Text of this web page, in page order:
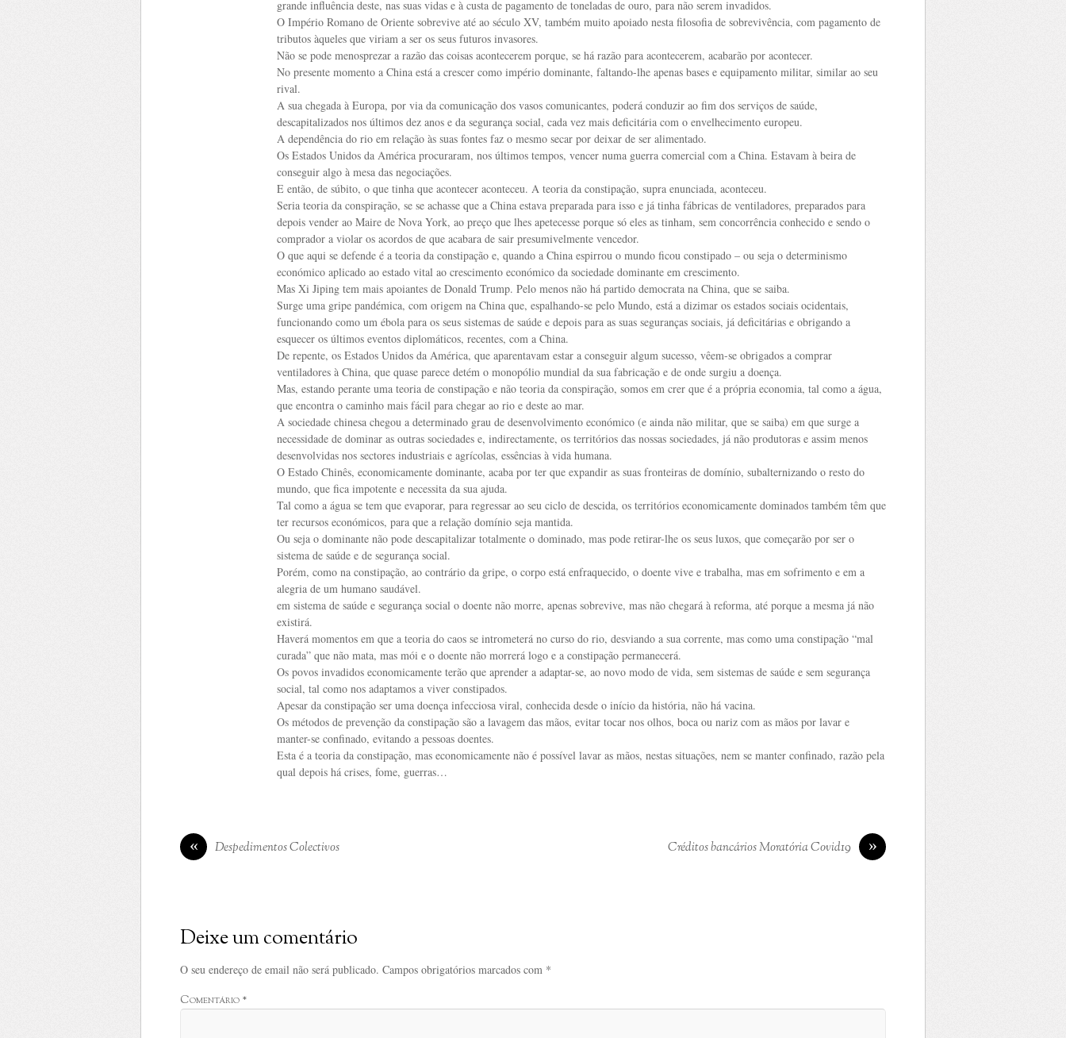
grande influência deste, nas suas vidas e à custa de pagamento de toneladas de ouro, para não serem invadidos.
O Império Romano de Oriente sobrevive até ao século XV, também muito apoiado nesta filosofia de sobrevivência, com pagamento de
tributos àqueles que viriam a ser os seus futuros invasores.
Não se pode menosprezar a razão das coisas acontecerem porque, se há razão para acontecerem, acabarão por acontecer.
No presente momento a China está a crescer como império dominante, faltando-lhe apenas bases e equipamento militar, similar ao seu
rival.
A sua chegada à Europa, por via da comunicação dos vasos comunicantes, poderá conduzir ao fim dos serviços de saúde,
descapitalizados nos últimos dez anos e da segurança social, cada vez mais deficitária com o envelhecimento europeu.
A dependência do rio em relação às suas fontes faz o mesmo secar por deixar de ser alimentado.
Os Estados Unidos da América procuraram, nos últimos tempos, vencer numa guerra comercial com a China. Estavam à beira de
conseguir algo à mesa das negociações.
E então, de súbito, o que tinha que acontecer aconteceu. A teoria da constipação, supra enunciada, aconteceu.
Seria teoria da conspiração, se se achasse que a China estava preparada para isso e já tinha fábricas de ventiladores, preparados para
depois vender ao Maire de Nova York, ao preço que lhes apetecesse porque só eles as tinham, sem concorrência conhecido e sendo o
comprador a violar os acordos de que acabara de sair presumivelmente vencedor.
O que aqui se defende é a teoria da constipação e, quando a China espirrou o mundo ficou constipado – ou seja o determinismo
económico aplicado ao estado vital ao crescimento económico da sociedade dominante em crescimento.
Mas Xi Jiping tem mais apoiantes de Donald Trump. Pelo menos não há partido democrata na China, que se saiba.
Surge uma gripe pandémica, com origem na China que, espalhando-se pelo Mundo, está a dizimar os estados sociais ocidentais,
funcionando como um ébola para os seus sistemas de saúde e depois para as suas seguranças sociais, já deficitárias e obrigando a
esquecer os últimos eventos diplomáticos, recentes, com a China.
De repente, os Estados Unidos da América, que aparentavam estar a conseguir algum sucesso, vêem-se obrigados a comprar
ventiladores à China, que quase parece detém o monopólio mundial da sua fabricação e de onde surgiu a doença.
Mas, estando perante uma teoria de constipação e não teoria da conspiração, somos em crer que é a própria economia, tal como a água,
que encontra o caminho mais fácil para chegar ao rio e deste ao mar.
A sociedade chinesa chegou a determinado grau de desenvolvimento económico (e ainda não militar, que se saiba) em que surge a
necessidade de dominar as outras sociedades e, indirectamente, os territórios das nossas sociedades, já não produtoras e assim menos
desenvolvidas nos sectores industriais e agrícolas, essências à vida humana.
O Estado Chinês, economicamente dominante, acaba por ter que expandir as suas fronteiras de domínio, subalternizando o resto do
mundo, que fica impotente e necessita da sua ajuda.
Tal como a água se tem que evaporar, para regressar ao seu ciclo de descida, os territórios economicamente dominados também têm que
ter recursos económicos, para que a relação domínio seja mantida.
Ou seja o dominante não pode descapitalizar totalmente o dominado, mas pode retirar-lhe os seus luxos, que começarão por ser o
sistema de saúde e de segurança social.
Porém, como na constipação, ao contrário da gripe, o corpo está enfraquecido, o doente vive e trabalha, mas em sofrimento e em a
alegria de um humano saudável.
em sistema de saúde e segurança social o doente não morre, apenas sobrevive, mas não chegará à reforma, até porque a mesma já não
existirá.
Haverá momentos em que a teoria do caos se intrometerá no curso do rio, desviando a sua corrente, mas como uma constipação “mal
curada” que não mata, mas mói e o doente não morrerá logo e a constipação permanecerá.
Os povos invadidos economicamente terão que aprender a adaptar-se, ao novo modo de vida, sem sistemas de saúde e sem segurança
social, tal como nos adaptamos a viver constipados.
Apesar da constipação ser uma doença infecciosa viral, conhecida desde o início da história, não há vacina.
Os métodos de prevenção da constipação são a lavagem das mãos, evitar tocar nos olhos, boca ou nariz com as mãos por lavar e
manter-se confinado, evitando a pessoas doentes.
Esta é a teoria da constipação, mas economicamente não é possível lavar as mãos, nestas situações, nem se manter confinado, razão pela
qual depois há crises, fome, guerras…
« Despedimentos Colectivos »
Créditos bancários Moratória Covid19
Deixe um comentário
O seu endereço de email não será publicado. Campos obrigatórios marcados com *
Comentário *